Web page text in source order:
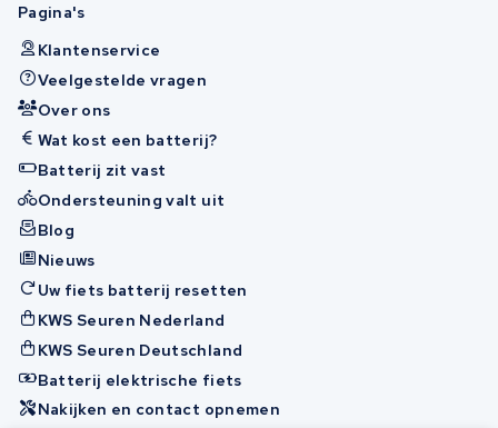
Pagina's
Klantenservice
Veelgestelde vragen
Over ons
Wat kost een batterij?
Batterij zit vast
Ondersteuning valt uit
Blog
Nieuws
Uw fiets batterij resetten
KWS Seuren Nederland
KWS Seuren Deutschland
Batterij elektrische fiets
Nakijken en contact opnemen